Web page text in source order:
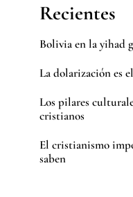
Recientes
Bolivia en la yihad
La dolarización es
Los pilares
cristianos
El cristianismo
saben